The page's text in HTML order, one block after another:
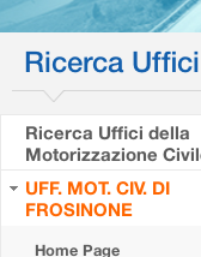
Ricerca
Ricerca Uffici della
Motorizzazione
UFF. MOT. CIV. DI
FROSINONE
Home Page